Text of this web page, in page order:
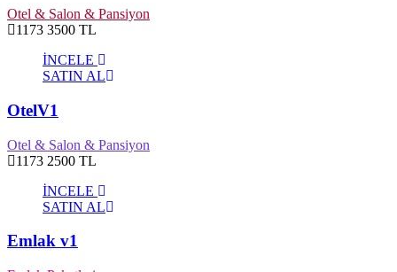
Otel & Salon & Pansiyon
1173 3500 TL
İNCELE
SATIN AL
OtelV1
Otel & Salon & Pansiyon
1173 2500 TL
İNCELE
SATIN AL
Emlak v1